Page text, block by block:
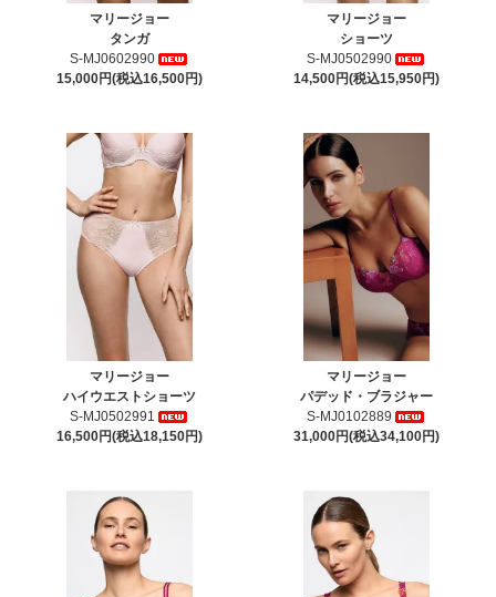
マリージョー
タンガ
S-MJ0602990
15,000円(税込16,500円)
マリージョー
ショーツ
S-MJ0502990
14,500円(税込15,950円)
マリージョー
ハイウエストショーツ
S-MJ0502991
16,500円(税込18,150円)
マリージョー
パデッド・ブラジャー
S-MJ0102889
31,000円(税込34,100円)